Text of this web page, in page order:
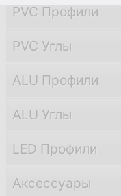
PVC Профили
PVC Углы
ALU Профили
ALU Углы
LED Профили
Аксессуары